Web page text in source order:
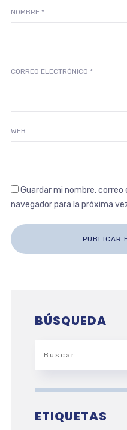
NOMBRE *
CORREO ELECTRÓNICO *
WEB
Guardar mi nombre,
navegador para la próxima
BÚSQUEDA
ETIQUETAS